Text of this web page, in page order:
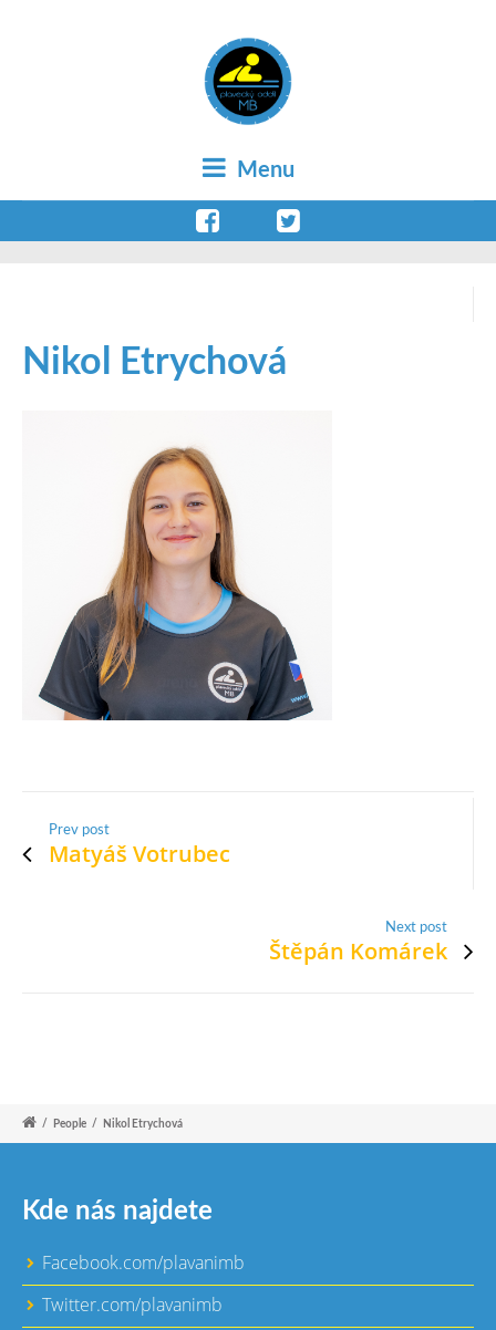
Menu
Nikol Etrychová
Prev post
Matyáš Votrubec
Next post
Štěpán Komárek
/ People / Nikol Etrychová
Kde nás najdete
Facebook.com/plavanimb
Twitter.com/plavanimb